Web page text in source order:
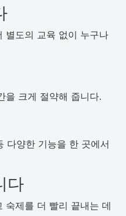
별도의 교육 없이 누구나
을 크게 절약해 줍니다.
다양한 기능을 한 곳에서
다
숙제를 더 빨리 끝내는 데